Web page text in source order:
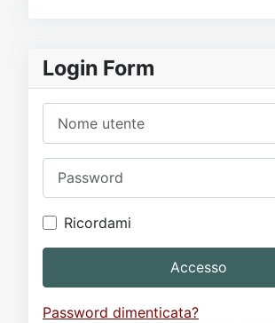
Forum
Login Form
Ricordami
Accesso
Password dimenticata?